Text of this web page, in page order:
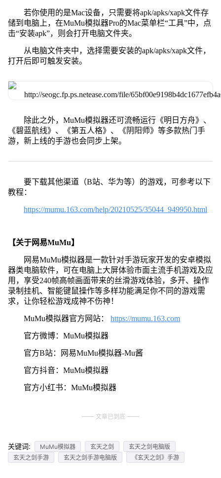
若你使用的是Mac设备，只需要将apk/apks/xapk文件存
储到电脑上，在MuMu模拟器Pro的Mac菜单栏“工具”中，点
击“安装apk”，则会打开电脑文件夹。
从电脑文件夹中，选择需要安装的apk/apks/xapk文件，
打开后即可触发安装。
除此之外，MuMu模拟器还可流畅运行《明日方舟》、
《碧蓝航线》、《第五人格》、《阴阳师》等多款热门手
游，新上线的手游也会同步上架。
要下载其他渠道（B站、华为等）的游戏，可参考以下
教程：
https://mumu.163.com/help/20210525/35044_949950.html
【关于网易MuMu】
网易MuMu模拟器是一款针对手游玩家开发的安卓模拟
器类电脑软件，可在电脑上大屏体验市面主流手机游戏及应
用，享受240帧高帧画面带来的丝滑游戏体验，多开、操作
录制挂机、智能键鼠操作等多样功能满足你不同的游戏需
求，让你轻松游戏成神不伤神！
MuMu模拟器官方网站： https://mumu.163.com
官方微博：MuMu模拟器
官方B站：网易MuMu模拟器-Mu酱
官方抖音：MuMu模拟器
官方小红书：MuMu模拟器
文章已到底
关键词: MuMu模拟器 玄天之剑
玄天之剑电脑版
玄天之剑手游
玄天之剑手游电脑版 《玄天之剑》手游